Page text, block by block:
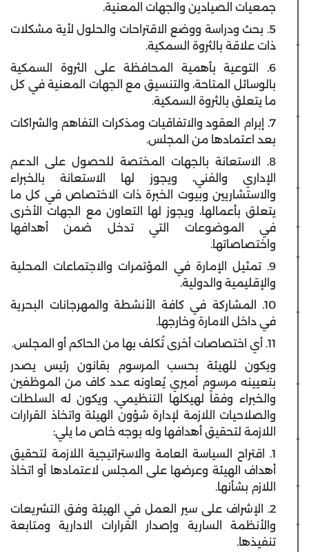
جمعيات الصيادين والجهات المعنية.
5. بحث ودراسة ووضع الاقتراحات والحلول لأية مشكلات
ذات علاقة بالثروة السمكية.
6. التوعية بأهمية المحافظة على الثروة السمكية
بالوسائل المتاحة، والتنسيق مع الجهات المعنية في كل
ما يتعلق بالثروة السمكية.
7. إبرام العقود والاتفاقيات ومذكرات التفاهم والشراكات
بعد اعتمادها من المجلس.
8. الاستعانة بالجهات المختصة للحصول على الدعم
الإداري والفني، ويجوز لها الاستعانة بالخبراء
والاستشاريين وبيوت الخبرة ذات الاختصاص في كل ما
يتعلق بأعمالها، ويجوز لها التعاون مع الجهات الأخرى
في الموضوعات التي تدخل ضمن أهدافها
واختصاصاتها.
9. تمثيل الإمارة في المؤتمرات والاجتماعات المحلية
والإقليمية والدولية.
10. المشاركة في كافة الأنشطة والمهرجانات البحرية
في داخل الامارة وخارجها.
11. أي اختصاصات أخرى تُكلف بها من الحاكم أو المجلس.
ويكون للهيئة بحسب المرسوم بقانون رئيس يصدر
بتعيينه مرسوم أميري يُعاونه عدد كاف من الموظفين
والخبراء وفقاً لهيكلها التنظيمي، ويكون له السلطات
والصلاحيات اللازمة لإدارة شؤون الهيئة واتخاذ القرارات
اللازمة لتحقيق أهدافها وله بوجه خاص ما يلي:
1. اقتراح السياسة العامة والاستراتيجية اللازمة لتحقيق
أهداف الهيئة وعرضها على المجلس لاعتمادها أو اتخاذ
اللازم بشأنها.
2. الإشراف على سير العمل في الهيئة وفق التشريعات
والأنظمة السارية وإصدار القرارات الادارية ومتابعة
تنفيذها.